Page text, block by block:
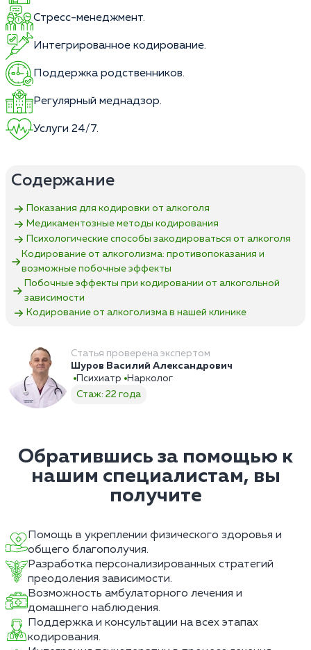
Стресс-менеджмент.
Интегрированное кодирование.
Поддержка родственников.
Регулярный меднадзор.
Услуги 24/7.
Содержание
Показания для кодировки от алкоголя
Медикаментозные методы кодирования
Психологические способы закодироваться от алкоголя
Кодирование от алкоголизма: противопоказания и
возможные побочные эффекты
Побочные эффекты при кодировании от алкогольной
зависимости
Кодирование от алкоголизма в нашей клинике
Статья проверена экспертом
Шуров Василий Александрович
Психиатр
Нарколог
Стаж: 22 года
Обратившись за помощью к
нашим специалистам, вы
получите
Помощь в укреплении физического здоровья и
общего благополучия.
Разработка персонализированных стратегий
преодоления зависимости.
Возможность амбулаторного лечения и
домашнего наблюдения.
Поддержка и консультации на всех этапах
кодирования.